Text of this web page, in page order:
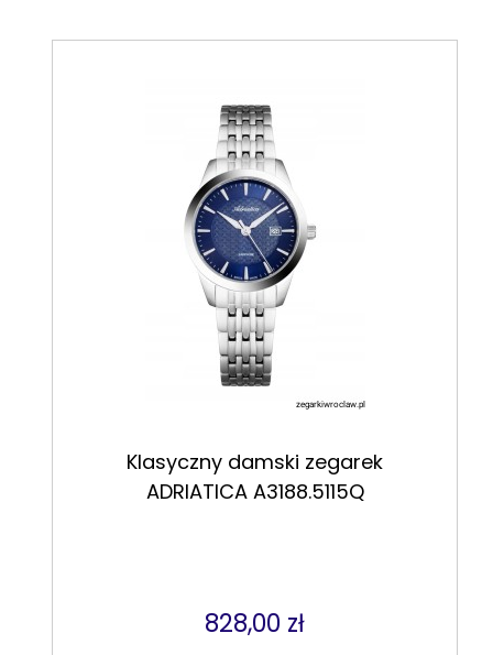
Klasyczny damski zegarek
ADRIATICA A3188.5115Q
828,00 zł